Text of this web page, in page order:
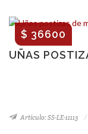
UÑAS
$ 36600
Artículo: SS-LE-11113